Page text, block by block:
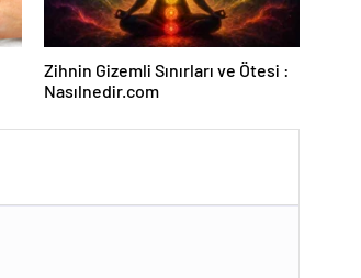
Zihnin Gizemli Sınırları ve Ötesi :
Nasılnedir.com